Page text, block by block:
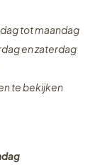
tot maandag
en zaterdag
te bekijken